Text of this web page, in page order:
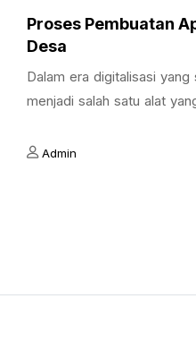
Proses Pembuatan
Desa
Dalam era digitalisasi yang
menjadi salah satu alat
Admin